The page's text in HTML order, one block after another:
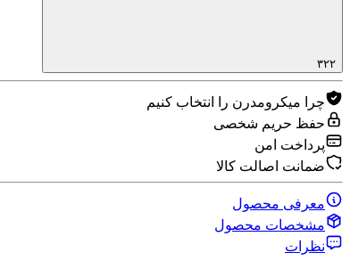
۳۲۲
چرا میکرومدرن را انتخاب کنیم
حفظ حریم شخصی
پرداخت امن
ضمانت اصالت کالا
معرفی محصول
مشخصات محصول
نظرات